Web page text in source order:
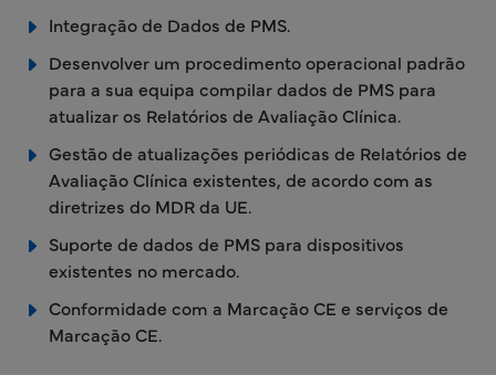
Integração de Dados de PMS.
Desenvolver um procedimento operacional padrão
para a sua equipa compilar dados de PMS para
atualizar os Relatórios de Avaliação Clínica.
Gestão de atualizações periódicas de Relatórios de
Avaliação Clínica existentes, de acordo com as
diretrizes do MDR da UE.
Suporte de dados de PMS para dispositivos
existentes no mercado.
Conformidade com a Marcação CE e serviços de
Marcação CE.